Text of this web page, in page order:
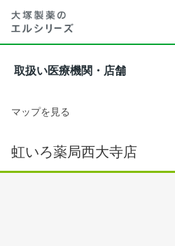
取扱い医療機関・店舗
マップを見る
虹いろ薬局西大寺店